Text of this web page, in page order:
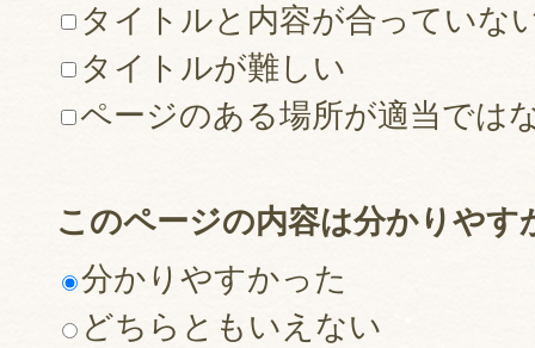
タイトルと内容が合っていな
タイトルが難しい
ページのある場所が適当では
このページの内容は分かりやす
分かりやすかった
どちらともいえない